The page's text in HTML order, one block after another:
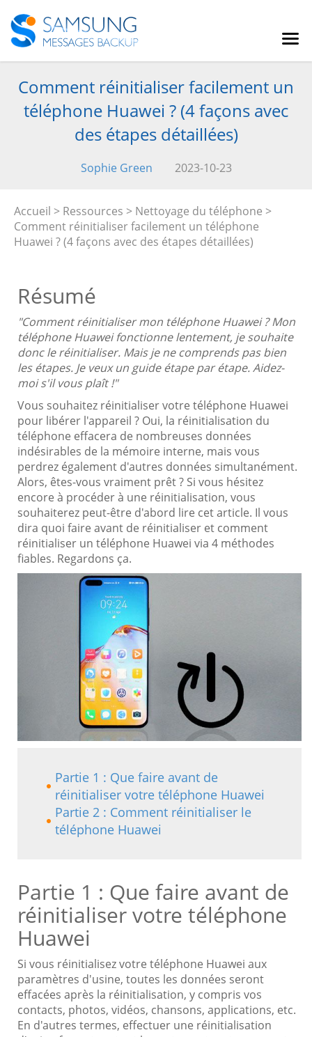
Comment réinitialiser facilement un
téléphone Huawei ? (4 façons avec
des étapes détaillées)
Sophie Green 2023-10-23
Accueil > Ressources > Nettoyage du téléphone >
Comment réinitialiser facilement un téléphone
Huawei ? (4 façons avec des étapes détaillées)
Résumé
"Comment réinitialiser mon téléphone Huawei ? Mon
téléphone Huawei fonctionne lentement, je souhaite
donc le réinitialiser. Mais je ne comprends pas bien
les étapes. Je veux un guide étape par étape. Aidez-
moi s'il vous plaît !"
Vous souhaitez réinitialiser votre téléphone Huawei
pour libérer l'appareil ? Oui, la réinitialisation du
téléphone effacera de nombreuses données
indésirables de la mémoire interne, mais vous
perdrez également d'autres données simultanément.
Alors, êtes-vous vraiment prêt ? Si vous hésitez
encore à procéder à une réinitialisation, vous
souhaiterez peut-être d'abord lire cet article. Il vous
dira quoi faire avant de réinitialiser et comment
réinitialiser un téléphone Huawei via 4 méthodes
fiables. Regardons ça.
Partie 1 : Que faire avant de
réinitialiser votre téléphone Huawei
Partie 2 : Comment réinitialiser le
téléphone Huawei
Partie 1 : Que faire avant de
réinitialiser votre téléphone
Huawei
Si vous réinitialisez votre téléphone Huawei aux
paramètres d'usine, toutes les données seront
effacées après la réinitialisation, y compris vos
contacts, photos, vidéos, chansons, applications, etc.
En d'autres termes, effectuer une réinitialisation